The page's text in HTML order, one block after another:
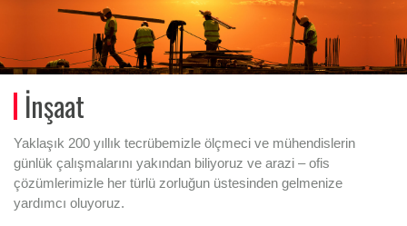
İnşaat
Yaklaşık 200 yıllık tecrübemizle ölçmeci ve mühendislerin
günlük çalışmalarını yakından biliyoruz ve arazi – ofis
çözümlerimizle her türlü zorluğun üstesinden gelmenize
yardımcı oluyoruz.